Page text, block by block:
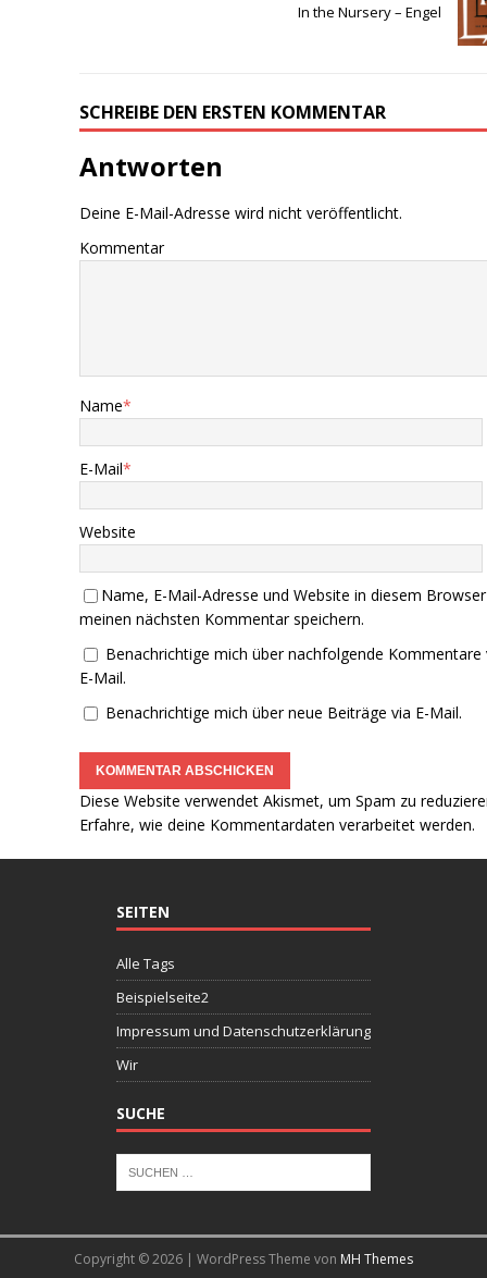
In the Nursery – Engel
SCHREIBE DEN ERSTEN KOMMENTAR
Antworten
Deine E-Mail-Adresse wird nicht veröffentlicht.
Kommentar
Name*
E-Mail*
Website
Name, E-Mail-Adresse und Website in diesem
meinen nächsten Kommentar speichern.
Benachrichtige mich über nachfolgende Kommentare
E-Mail.
Benachrichtige mich über neue Beiträge via E-Mail.
Diese Website verwendet Akismet, um Spam zu
Erfahre, wie deine Kommentardaten verarbeitet werden.
SEITEN
Alle Tags
Beispielseite2
Impressum und Datenschutzerklärung
Wir
SUCHE
Copyright © 2026 | WordPress Theme von MH Themes